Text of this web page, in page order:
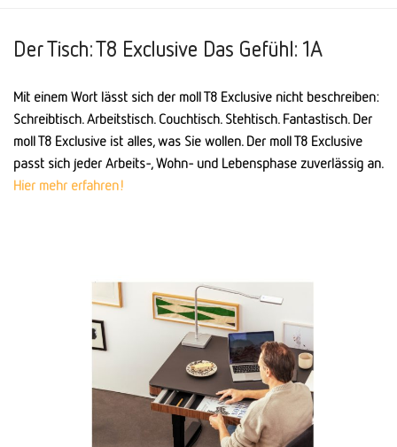
Der Tisch: T8 Exclusive Das Gefühl: 1A
Mit einem Wort lässt sich der moll T8 Exclusive nicht beschreiben:
Schreibtisch. Arbeitstisch. Couchtisch. Stehtisch. Fantastisch. Der
moll T8 Exclusive ist alles, was Sie wollen. Der moll T8 Exclusive
passt sich jeder Arbeits-, Wohn- und Lebens­phase zuverlässig an.
Hier mehr erfahren!